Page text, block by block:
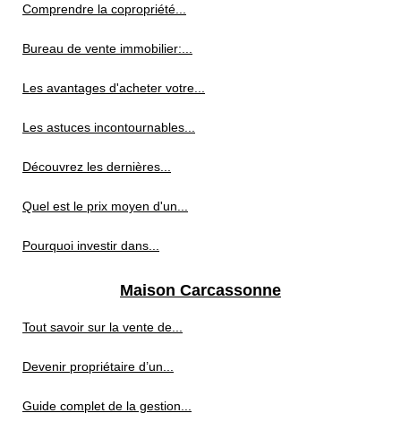
Comprendre la copropriété...
Bureau de vente immobilier:...
Les avantages d'acheter votre...
Les astuces incontournables...
Découvrez les dernières...
Quel est le prix moyen d'un...
Pourquoi investir dans...
Maison Carcassonne
Tout savoir sur la vente de...
Devenir propriétaire d’un...
Guide complet de la gestion...